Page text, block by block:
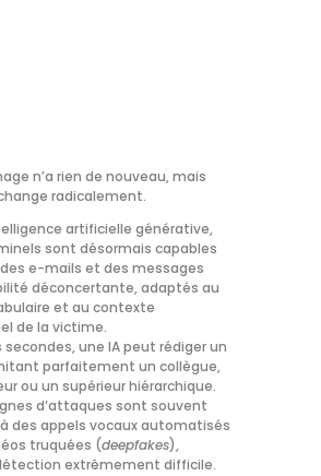
n’a rien de nouveau, mais
radicalement.
artificielle générative,
sont désormais capables
e-mails et des messages
déconcertante, adaptés au
et au contexte
de la victime.
secondes, une IA peut rédiger un
parfaitement un collègue,
ou un supérieur hiérarchique.
d’attaques sont souvent
des appels vocaux automatisés
truquées (deepfakes),
extrêmement difficile.